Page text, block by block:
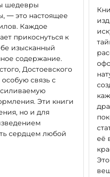
шедевры
— это настоящее
Каждое
прикоснуться к
изысканный
содержание.
Достоевского
связь с
Эти книги
но и для
сердцем любой
её